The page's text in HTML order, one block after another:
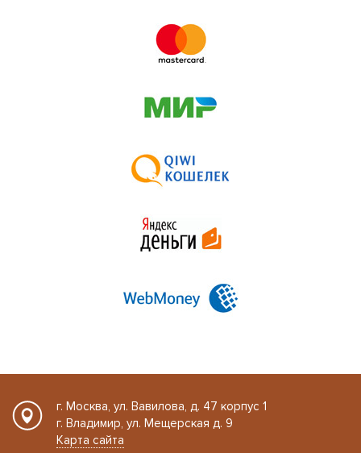
г. Москва, ул. Вавилова, д. 47 корпус 1
г. Владимир, ул. Мещерская д. 9
Карта сайта